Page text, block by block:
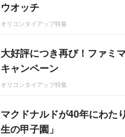
ウオッチ
オリコンタイアップ特集
大好評につき再び！ファミ
キャンペーン
オリコンタイアップ特集
マクドナルドが40年にわた
生の甲子園」